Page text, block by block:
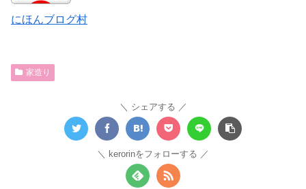
にほんブログ村
家造り
シェアする
kerorinをフォローする